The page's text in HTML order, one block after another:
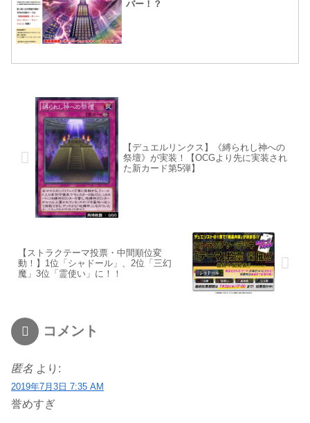
バー！？
【デュエルリンクス】《縛られし神への
祭壇》が実装！【OCGより先に実装され
た新カード第5弾】
【ストラクテーマ投票・中間順位変
動！】1位「シャドール」、2位「三幻
魔」3位「霊使い」に！！
コメント
匿名 より:
2019年7月3日 7:35 AM
誉めすぎ